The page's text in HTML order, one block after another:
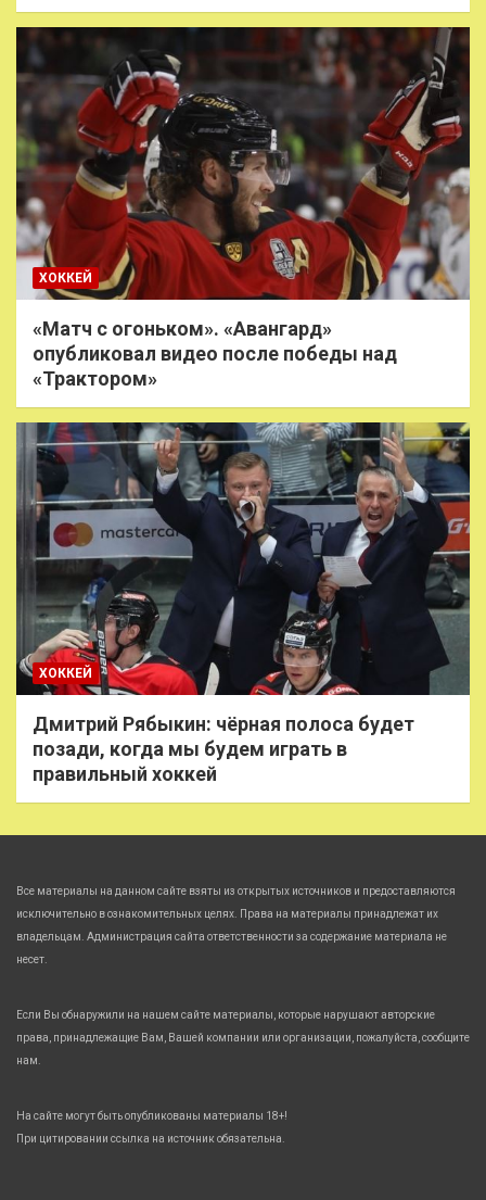
ХОККЕЙ
«Матч с огоньком». «Авангард»
опубликовал видео после победы над
«Трактором»
ХОККЕЙ
Дмитрий Рябыкин: чёрная полоса будет
позади, когда мы будем играть в
правильный хоккей
Все материалы на данном сайте взяты из открытых источников и предоставляются
исключительно в ознакомительных целях. Права на материалы принадлежат их
владельцам. Администрация сайта ответственности за содержание материала не
несет.
Если Вы обнаружили на нашем сайте материалы, которые нарушают авторские
права, принадлежащие Вам, Вашей компании или организации, пожалуйста, сообщите
нам.
На сайте могут быть опубликованы материалы 18+!
При цитировании ссылка на источник обязательна.